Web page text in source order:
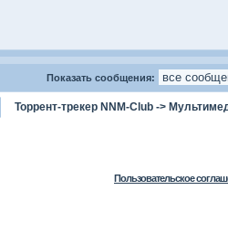
Показать сообщения:
Торрент-трекер NNM-Club ->
Пользовательское